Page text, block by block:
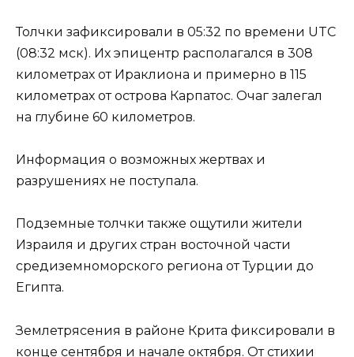
Толчки зафиксировали в 05:32 по времени UTC
(08:32 мск). Их эпицентр располагался в 308
километрах от Ираклиона и примерно в 115
километрах от острова Карпатос. Очаг залегал
на глубине 60 километров.
Информация о возможных жертвах и
разрушениях не поступала.
Подземные толчки также ощутили жители
Израиля и других стран восточной части
средиземноморского региона от Турции до
Египта.
Землетрясения в районе Крита фиксировали в
конце сентября и начале октября. От стихии